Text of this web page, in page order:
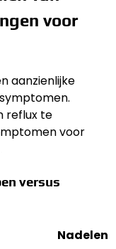
voor
aanzienlijke
reflux te
voor
versus
Nadelen